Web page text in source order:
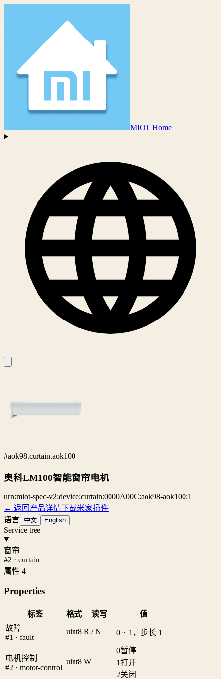
MIOT Home
#aok98.curtain.aok100
奥科LM100智能窗帘电机
urn:miot-spec-v2:device:curtain:0000A00C:aok98-aok100:1
← 返回产品详情下载米家插件
语言 中文 English
Service tree
窗帘
#2 · curtain
属性 4
Properties
标签 格式 读写
值
故障
#1 · fault
uint8 R / N 0 ~ 1，步长 1
电机控制
#2 · motor-control
uint8 W
0暂停
1打开
2关闭